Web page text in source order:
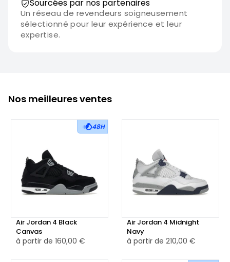
Sourcées par nos partenaires
Un réseau de revendeurs soigneusement
sélectionné pour leur expérience et leur
expertise.
Nos meilleures ventes
48H
Air Jordan 4 Black
Canvas
à partir de 160,00 €
Air Jordan 4 Midnight
Navy
à partir de 210,00 €